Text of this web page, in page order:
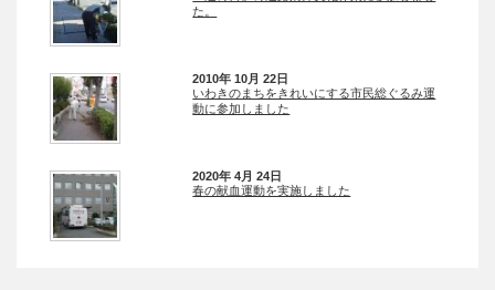
た。
2010年 10月 22日
いわきのまちをきれいにする市民総ぐるみ運
動に参加しました
2020年 4月 24日
春の献血運動を実施しました